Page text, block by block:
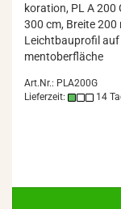
ko­ra­ti­on, PL A 200
300 cm, Brei­te 200
Leicht­bau­pro­fil
ment­ober­flä­che
Art.Nr.: PLA200G
Lieferzeit:
14